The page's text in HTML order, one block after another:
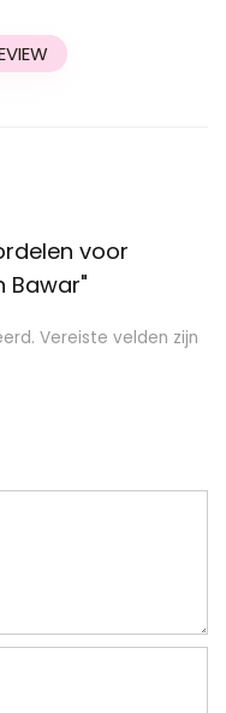
voor
Bawar"
Vereiste velden zijn